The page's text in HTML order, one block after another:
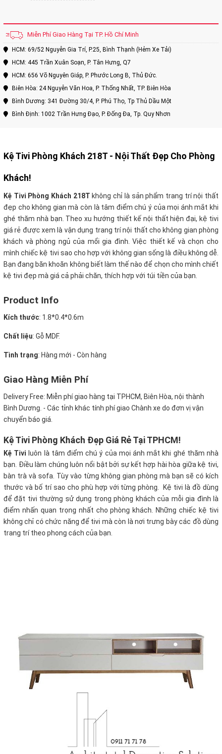
Miễn Phí Giao Hàng Tại TP. Hồ Chí Minh
HCM: 69/52 Nguyễn Gia Trí, P.25, Bình Thạnh (Hẻm Xe Tải)
HCM: 445 Trần Xuân Soạn, P. Tân Hưng, Q7
HCM: 656 Võ Nguyên Giáp, P. Phước Long B, Thủ Đức.
Biên Hòa: 24 Nguyễn Văn Hoa, P. Thống Nhất, TP. Biên Hòa
Bình Dương: 341 Đường 30/4, P. Phú Thọ, Tp Thủ Dầu Một
Bình Định: 1002 Trần Hưng Đạo, P. Đống Đa, Tp. Quy Nhơn
Kệ Tivi Phòng Khách 218T - Nội Thất Đẹp Cho Phòng
Khách!
Kệ Tivi Phòng Khách 218T không chỉ là sản phẩm trang trí nội thất
đẹp cho không gian mà còn là tâm điểm chú ý của mọi ánh mắt khi
ghé thăm nhà bạn. Theo xu hướng thiết kế nội thất hiện đại, kệ tivi
giá rẻ được xem là vận dụng trang trí nội thất cho không gian phòng
khách và phòng ngủ của mổi gia đình. Việc thiết kế và chọn cho
mình chiếc kệ tivi sao cho hợp với không gian sống là điều không dễ.
Bạn đang băn khoăn không biết làm thế nào để chọn cho mình chiết
kệ tivi đẹp mà giá cả phải chăn, thích hợp với túi tiền của bạn.
Product Info
Kích thước: 1.8*0.4*0.6m
Chất liệu: Gỗ MDF.
Tình trạng: Hàng mới - Còn hàng
Giao Hàng Miễn Phí
Delivery Free: Miễn phí giao hàng tại TPHCM, Biên Hòa, nội thành
Bình Dương. - Các tỉnh khác tính phí giao Chành xe do đơn vị vận
chuyển báo giá.
Kệ Tivi Phòng Khách Đẹp Giá Rẻ Tại TPHCM!
Kệ Tivi luôn là tâm điểm chú ý của mọi ánh mắt khi ghé thăm nhà
bạn. Điều làm chúng luôn nổi bật bởi sự kết hợp hài hòa giữa kệ tivi,
bàn trà và sofa. Tùy vào từng không gian phòng mà bạn sẽ có kích
thước và bố trí sao cho phù hợp với từng phòng. Kệ tivi là đồ dùng
để đặt tivi thường sử dụng trong phòng khách của mỗi gia đình là
điểm nhấn quan trọng nhất cho phòng khách. Những chiếc kệ tivi
không chỉ có chức năng để tivi mà còn là nơi trưng bày các đồ dùng
trang trí theo phong cách của bạn.